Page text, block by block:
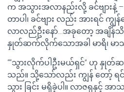
က အသွားအလာနည်းလို့ ခင်ဗျားနဲ့
တာပါ၊ ခင်ဗျား လည်း အားရင် က
လာလည်ဦးနော်…အခုတော့ အချိန်
နှုတ်ဆက်လိုက်သောအခါ မာရိ၊ မ
““သွားလိုက်ပါဦးမယ်ရှင်” ဟု နှု
သည်။ သို့သော်လည်း ကျွန် တော့်
သွား ခြင်း မရှိခဲ့ပါ။ လာဇရုနှင့် အ